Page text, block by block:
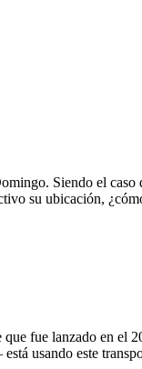
Siendo el
su ubicación,
fue lanzado en el
usando este